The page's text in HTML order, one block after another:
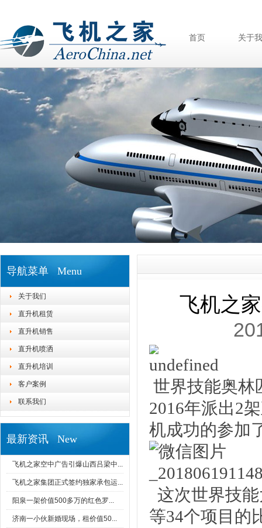
首页 关于
导航菜单 Menu
关于我们
直升机租赁
直升机销售
直升机喷洒
直升机培训
客户案例
联系我们
最新资讯 New
飞机之家空中广告引爆山西吕梁中...
飞机之家集团正式签约独家承包运...
阳泉一架价值500多万的红色罗...
济南一小伙新婚现场，租价值50...
飞机之
世界技能奥林
2016年派出2
机成功的参加
这次世界技
等34个项目的